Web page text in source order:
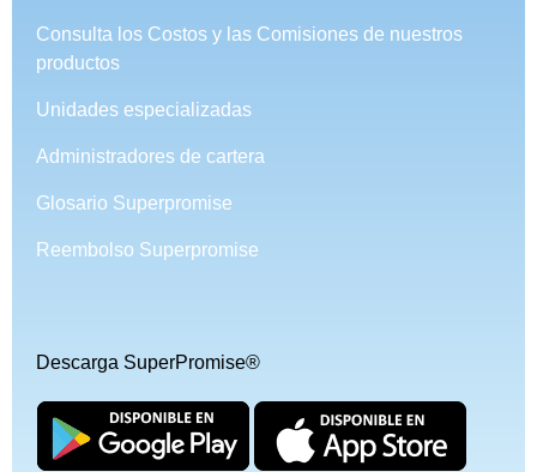
Consulta los Costos y las Comisiones de nuestros
productos
Unidades especializadas
Administradores de cartera
Glosario Superpromise
Reembolso Superpromise
Descarga SuperPromise®